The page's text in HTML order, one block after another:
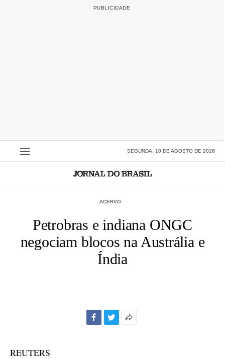
SEGUNDA, 10 DE AGOSTO DE 2026
ACERVO
Petrobras e indiana ONGC
negociam blocos na Austrália e
Índia
REUTERS